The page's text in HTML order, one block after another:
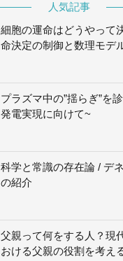
人気記事
細胞の運命はどうやって
命決定の制御と数理モデ
プラズマ中の”揺らぎ”を
発電実現に向けて~
科学と常識の存在論 / デ
の紹介
父親って何をする人？現
おける父親の役割を考え